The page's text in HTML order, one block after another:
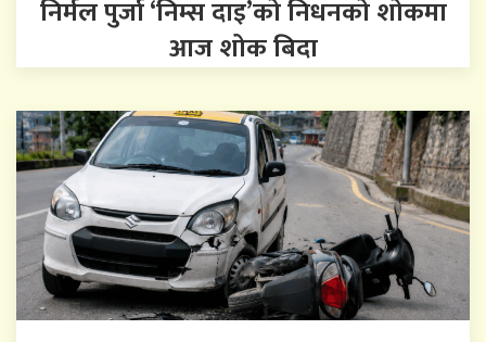
निर्मल पुर्जा ‘निम्स दाइ’को निधनको शोकमा
आज शोक बिदा